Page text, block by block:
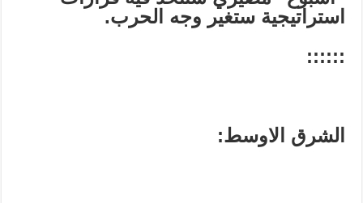
استراتيجية ستغير وجه الحرب.
::::::
الشرق الاوسط: